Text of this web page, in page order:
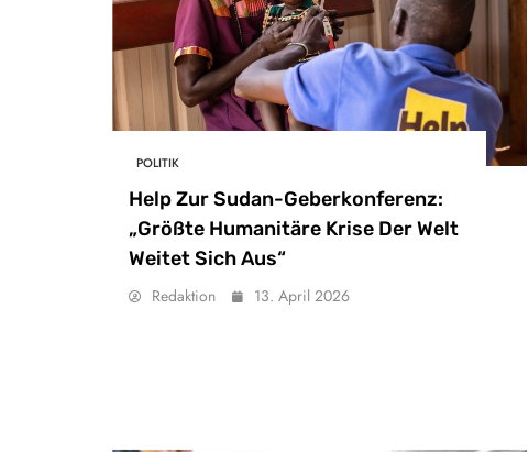
POLITIK
Help Zur Sudan-Geberkonferenz:
„Größte Humanitäre Krise Der Welt
Weitet Sich Aus“
Redaktion 13. April 2026